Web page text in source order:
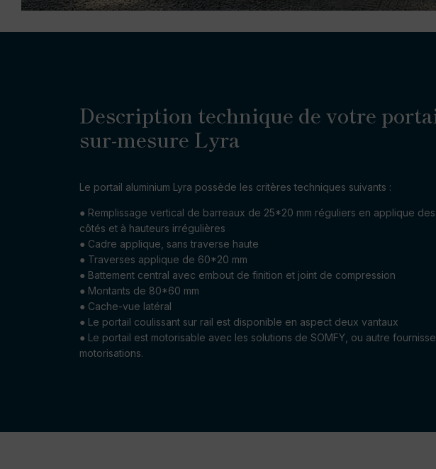
Description technique de votre
sur-mesure Lyra
Le portail aluminium Lyra possède les critères techniques suivants :
● Remplissage vertical de barreaux de 25*20 mm réguliers en applique
côtés et à hauteurs irrégulières
● Cadre applique, sans traverse haute
● Traverses applique de 60*20 mm
● Battement central avec embout de finition et joint de compression
● Montants de 80*60 mm
● Cache-vue latéral
● Le portail coulissant sur rail est disponible en aspect deux vantaux
● Le portail est motorisable avec les solutions de SOMFY, ou autre
motorisations.